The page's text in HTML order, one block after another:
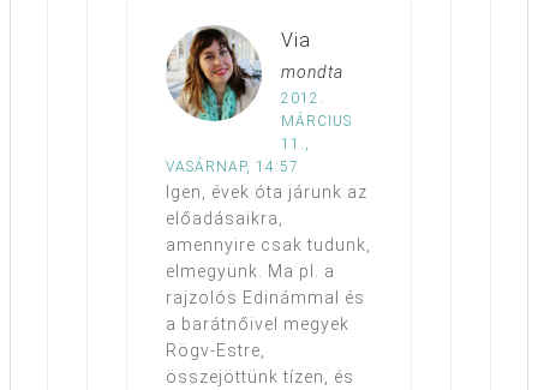
Via
mondta
2012.
MÁRCIUS
11.,
VASÁRNAP, 14:57
Igen, évek óta járunk az
előadásaikra,
amennyire csak tudunk,
elmegyünk. Ma pl. a
rajzolós Edinámmal és
a barátnőivel megyek
Rögv-Estre,
összejöttünk tízen, és